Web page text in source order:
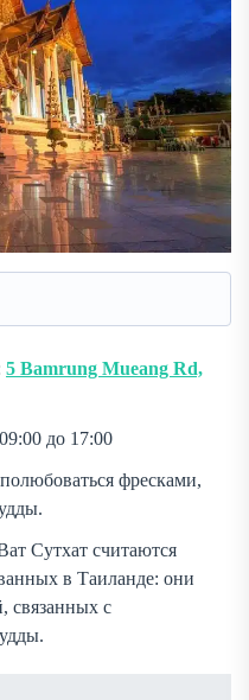
5 Bamrung Mueang Rd,
до 17:00
фресками,
Сутхат считаются
в Таиланде: они
связанных с